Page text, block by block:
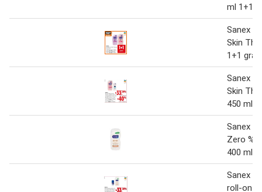
ml 1+1
Sanex
Skin
1+1
Sanex
Skin
450 ml
Sanex
Zero %
400 ml
Sanex
roll-on